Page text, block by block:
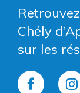
Chély
sur les
Lien